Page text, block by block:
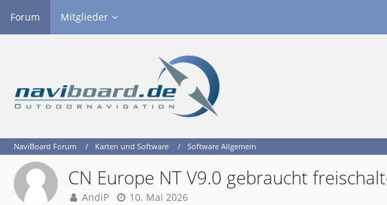
Forum Mitglieder
NaviBoard Forum Karten und Software Software Allgemein
CN Europe NT V9.0 gebraucht
AndiP 10. Mai 2026